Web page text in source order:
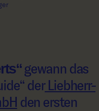
gewann das
derLiebherr-
den ersten